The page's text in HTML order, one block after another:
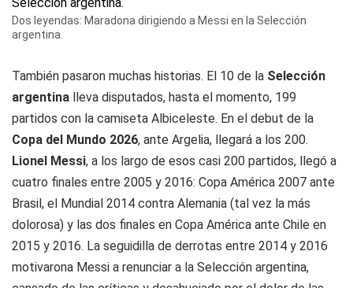
Dos leyendas: Maradona dirigiendo a Messi en la Selección
argentina.
También pasaron muchas historias. El 10 de la Selección
argentina lleva disputados, hasta el momento, 199
partidos con la camiseta Albiceleste. En el debut de la
Copa del Mundo 2026, ante Argelia, llegará a los 200.
Lionel Messi, a los largo de esos casi 200 partidos, llegó a
cuatro finales entre 2005 y 2016: Copa América 2007 ante
Brasil, el Mundial 2014 contra Alemania (tal vez la más
dolorosa) y las dos finales en Copa América ante Chile en
2015 y 2016. La seguidilla de derrotas entre 2014 y 2016
motivarona Messi a renunciar a la Selección argentina,